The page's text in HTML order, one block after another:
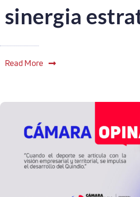
sinergia
Read More